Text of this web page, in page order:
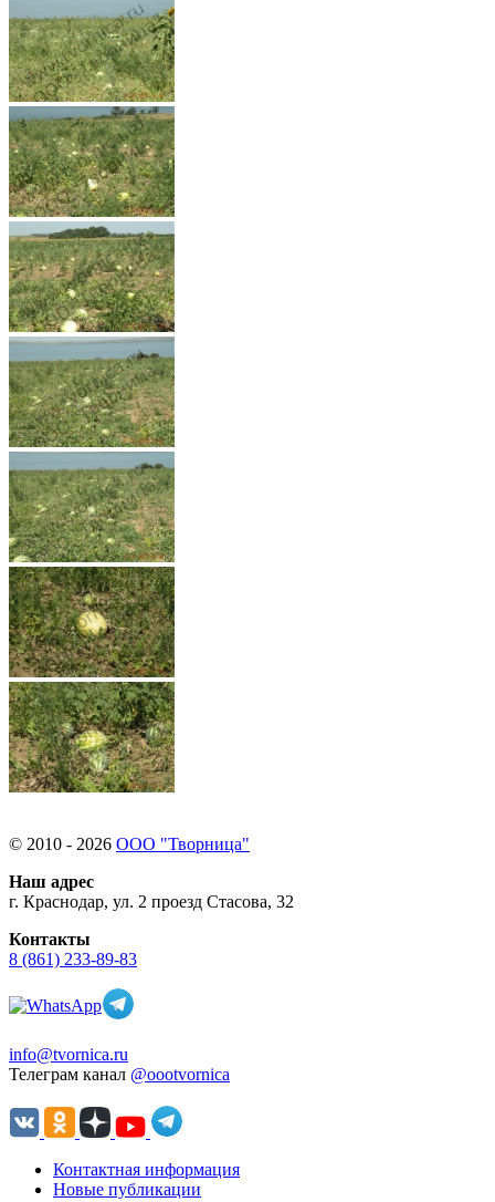
© 2010 - 2026 ООО "Творница"
Наш адрес
г. Краснодар, ул. 2 проезд Стасова, 32
Контакты
8 (861) 233-89-83
info@tvornica.ru
Телеграм канал @oootvornica
Контактная информация
Новые публикации